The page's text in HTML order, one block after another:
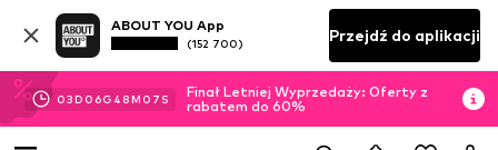
ABOUT YOU App
(152 700) Przejdź do aplikacji
03D 06G 48M 06 S
Finał Letniej Wyprzedaży: Oferty z
rabatem do 60%